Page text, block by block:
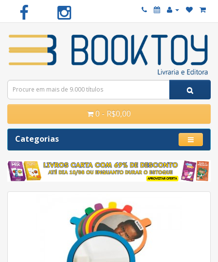
0 - R$0,00
Categorias